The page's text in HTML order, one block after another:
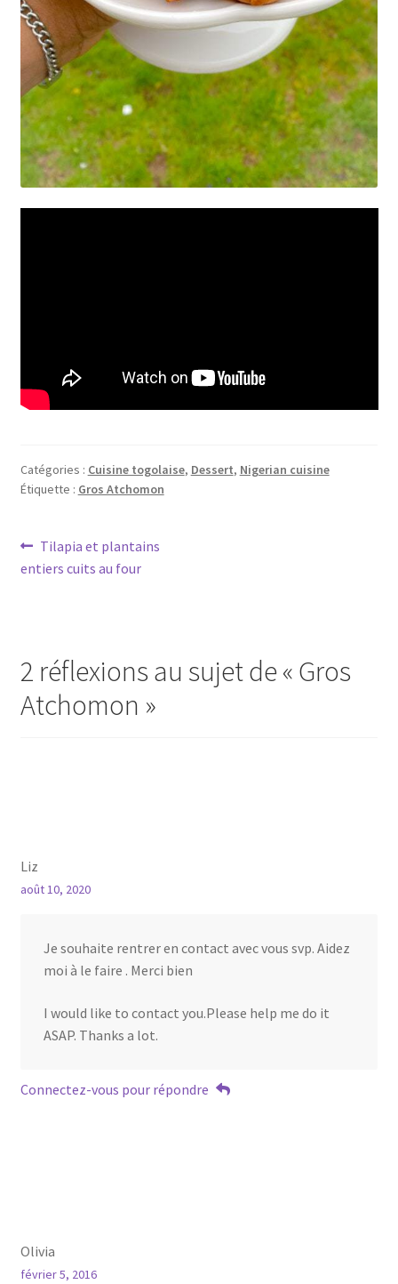
Catégories : Cuisine togolaise, Dessert, Nigerian cuisine
Étiquette : Gros Atchomon
Navigation
de
Article
précédent :
Tilapia et plantains
entiers cuits au four
2 réflexions au sujet de « Gros
Atchomon »
Liz
août 10, 2020
Je souhaite rentrer en contact avec vous svp. Aidez
moi à le faire . Merci bien
I would like to contact you.Please help me do it
ASAP. Thanks a lot.
Connectez-vous pour répondre
Olivia
février 5, 2016